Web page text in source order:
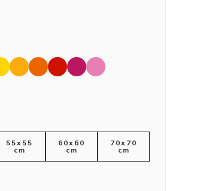
55x55
cm
60x60
cm
70x70
cm